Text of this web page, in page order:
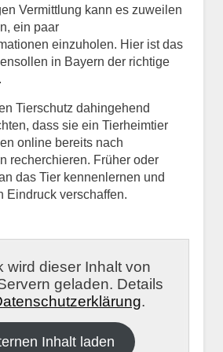
Vermittlung kann es zuweilen
ein paar
einzuholen. Hier ist das
in Bayern der richtige
Tierschutz dahingehend
dass sie ein Tierheimtier
online bereits nach
recherchieren. Früher oder
das Tier kennenlernen und
Eindruck verschaffen.
wird dieser Inhalt von
geladen. Details
.
Inhalt laden